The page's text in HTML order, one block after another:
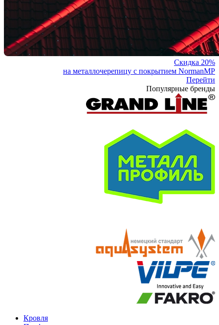
Скидка 20%
на металлочерепицу с покрытием NormanMP
Перейти
Популярные бренды
Кровля